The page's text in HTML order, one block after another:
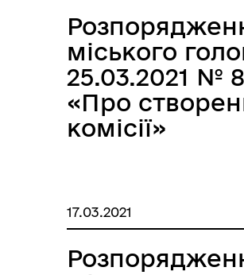
здійснення
державної
регуляторної
політики
виконавчими
ради на 2021
міського
25.03.2021 №
«Про
комісії»
17.03.2021